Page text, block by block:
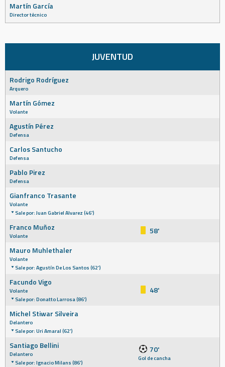
Martín García
Director técnico
JUVENTUD
Rodrigo Rodríguez
Arquero
Martín Gómez
Volante
Agustín Pérez
Defensa
Carlos Santucho
Defensa
Pablo Pirez
Defensa
Gianfranco Trasante
Volante
Sale por: Juan Gabriel Alvarez (46')
Franco Muñoz
Volante
58'
Mauro Muhlethaler
Volante
Sale por: Agustín De Los Santos (62')
Facundo Vigo
Volante
Sale por: Donatto Larrosa (86')
48'
Michel Stiwar Silveira
Delantero
Sale por: Uri Amaral (62')
Santiago Bellini
Delantero
Sale por: Ignacio Milans (86')
70'
Gol de cancha